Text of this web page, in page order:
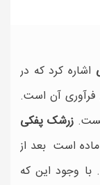
اشاره کرد که در
آن است.
زرشک پفکی
دارای یک پروسه بسیار طولانی بین 2 الی 6 ماده است بعد از
با وجود این که